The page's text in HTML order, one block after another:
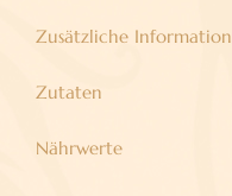
Zusätzliche Information
Zutaten
Nährwerte